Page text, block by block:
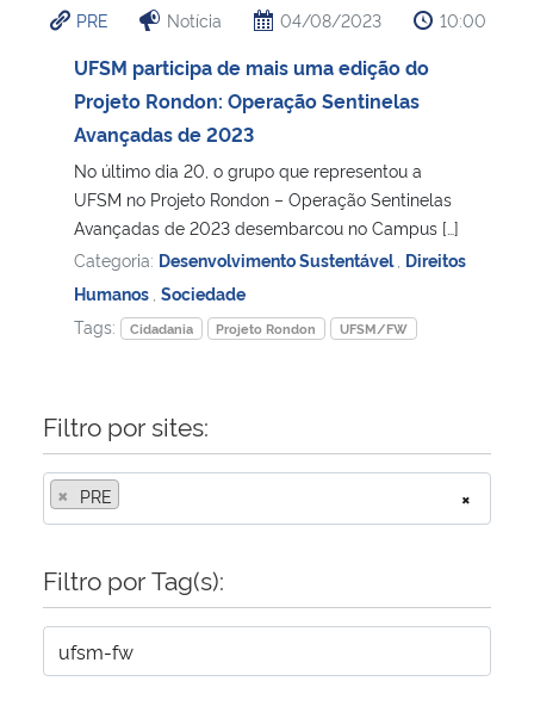
Ministério da Cidadania
Ministério da Saúde
Ministério de Minas e Energia
Ministério da Ciência, Tecnologia, Inovações e Comunicações
Ministério do Meio Ambiente
Ministério do Turismo
Ministério da Mulher, da Família e dos Direitos Humanos
Secretaria-Geral
Secretaria de Governo
PRE Notícia 04/08/2023 10:00
UFSM participa de mais uma edição do
Projeto Rondon: Operação Sentinelas
Avançadas de 2023
No último dia 20, o grupo que representou a
UFSM no Projeto Rondon – Operação Sentinelas
Avançadas de 2023 desembarcou no Campus […]
Categoria: Desenvolvimento Sustentável
Direitos
Humanos Sociedade
Tags:
Cidadania Projeto Rondon UFSM/FW
Filtro por sites:
×
× PRE
Filtro por Tag(s):